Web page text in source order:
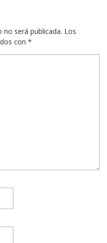
será publicada. Los
con *